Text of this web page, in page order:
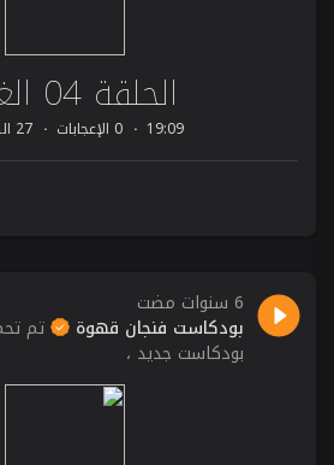
الحلقة 04 الغيرة
19:09 0 الإعجابات 27 التشغيلات
6 سنوات مضت
بودكاست فنجان قهوة تم
بودكاست جديد ،